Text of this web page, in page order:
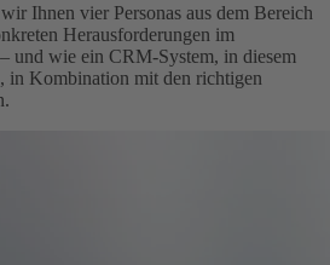
Ihnen vier Personas aus dem Bereich
Herausforderungen im
und wie ein CRM-System, in diesem
in Kombination mit den richtigen